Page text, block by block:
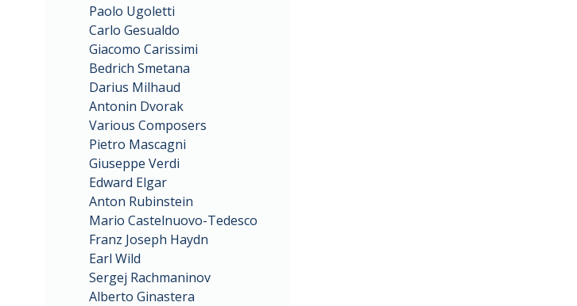
Paolo Ugoletti
Carlo Gesualdo
Giacomo Carissimi
Bedrich Smetana
Darius Milhaud
Antonin Dvorak
Various Composers
Pietro Mascagni
Giuseppe Verdi
Edward Elgar
Anton Rubinstein
Mario Castelnuovo-Tedesco
Franz Joseph Haydn
Earl Wild
Sergej Rachmaninov
Alberto Ginastera